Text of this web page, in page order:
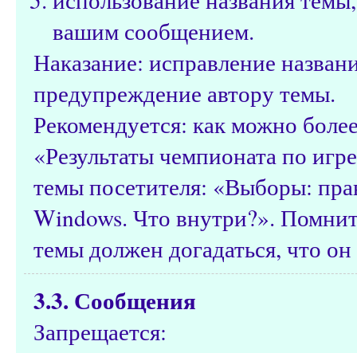
вашим сообщением.
Наказание: исправление
предупреждение автору темы.
Рекомендуется: как можно
«Результаты чемпионата по
темы посетителя: «Выборы:
Windows. Что внутри?».
темы должен догадаться, что
3.3. Сообщения
Запрещается: